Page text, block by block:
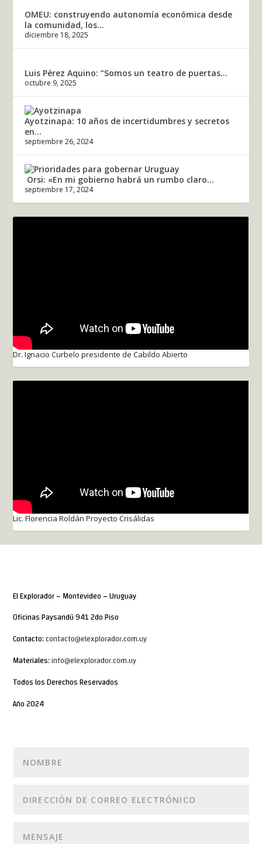
OMEU: construyendo autonomía económica desde
la comunidad, los...
diciembre 18, 2025
Luis Pérez Aquino: “Somos un teatro de puertas...
octubre 9, 2025
Ayotzinapa: 10 años de incertidumbres y secretos
en...
septiembre 26, 2024
Orsi: «En mi gobierno habrá un rumbo claro...
septiembre 17, 2024
Dr. Ignacio Curbelo presidente de Cabildo Abierto
Lic. Florencia Roldán Proyecto Crisálidas
El Explorador – Montevideo – Uruguay
Oficinas Paysandú 941 2do Piso
Contacto:contacto@elexplorador.com.uy
Materiales:info@elexplorador.com.uy
Todos los Derechos Reservados
Año 2024